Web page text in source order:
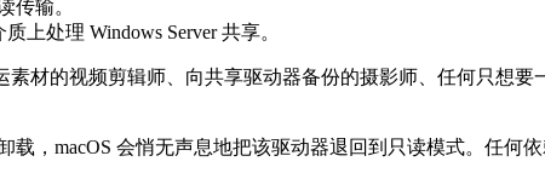
传输。
上处理 Windows Server 共享。
材的视频剪辑师、向共享驱动器备份的摄影师、任何只想
，macOS 会悄无声息地把该驱动器退回到只读模式。任何